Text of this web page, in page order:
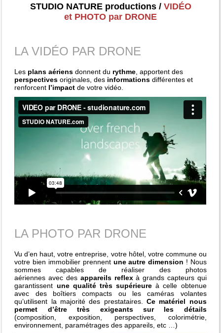
STUDIO NATURE productions / VIDÉO
et PHOTO par DRONE
LA VIDÉO PAR DRONE
Les plans aériens donnent du rythme, apportent des
perspectives originales, des informations différentes et
renforcent l’impact de votre vidéo.
LA PHOTO PAR DRONE
Vu d’en haut, votre entreprise, votre hôtel, votre commune ou
votre bien immobilier prennent une autre dimension ! Nous
sommes capables de réaliser des photos
aériennes avec des appareils reflexà grands capteurs qui
garantissent une qualité très supérieure à celle obtenue
avec des boîtiers compacts ou les caméras volantes
qu’utilisent la majorité des prestataires. Ce matériel nous
permet d’être très exigeants sur les détails
(composition, exposition, perspectives, colorimétrie,
environnement, paramétrages des appareils, etc …)